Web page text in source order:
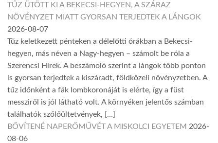
TŰZ ÜTÖTT KI A BEKECSI-HEGYEN, A SZÁRAZ
NÖVÉNYZET MIATT GYORSAN TERJEDTEK A LÁNGOK
2026-08-07
Tűz keletkezett pénteken a délelőtti órákban a Bekecsi-
hegyen, más néven a Nagy-hegyen – számolt be róla a
Szerencsi Hírek. A beszámoló szerint a lángok több ponton
is gyorsan terjedtek a kiszáradt, földközeli növényzetben. A
tűz időnként a fák lombkoronáját is elérte, így a füst
messziről is jól látható volt. A környéken jelentős számban
találhatók szőlőültetvények, […]
BŐVÍTENÉ NAPERŐMŰVÉT A MISKOLCI EGYETEM 2026-
08-06